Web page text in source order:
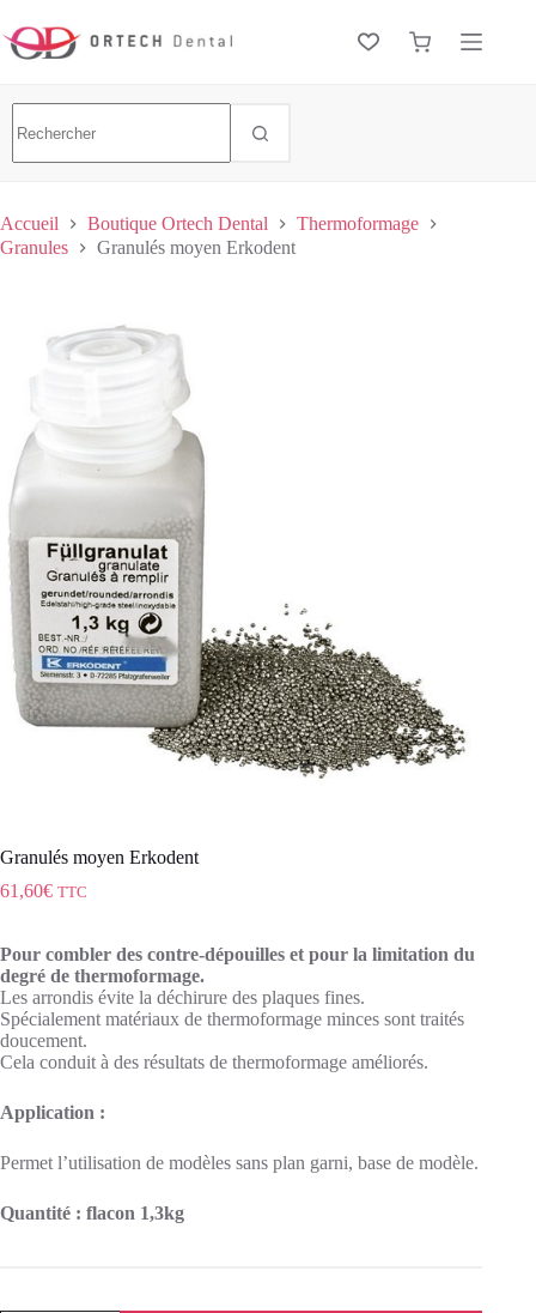
Accueil Boutique Ortech Dental
Thermoformage
Granules
Granulés moyen Erkodent
Granulés moyen Erkodent
61,60€ TTC
Pour combler des contre-dépouilles et pour la limitation du
degré de thermoformage.
Les arrondis évite la déchirure des plaques fines.
Spécialement matériaux de thermoformage minces sont traités
doucement.
Cela conduit à des résultats de thermoformage améliorés.
Application :
Permet l’utilisation de modèles sans plan garni, base de modèle.
Quantité : flacon 1,3kg